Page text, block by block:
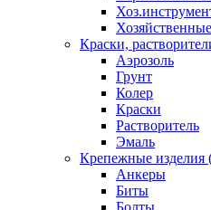
Краски,
Аэрозоль
Грунт
Колер
Краски
Растворитель
Эмаль
Крепежные изделия
Анкеры
Биты